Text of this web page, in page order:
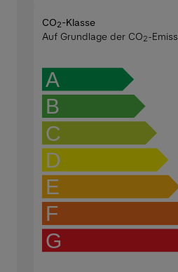
CO2-Klasse
Auf Grundlage der CO2-
A
B
C
D
E
F
G